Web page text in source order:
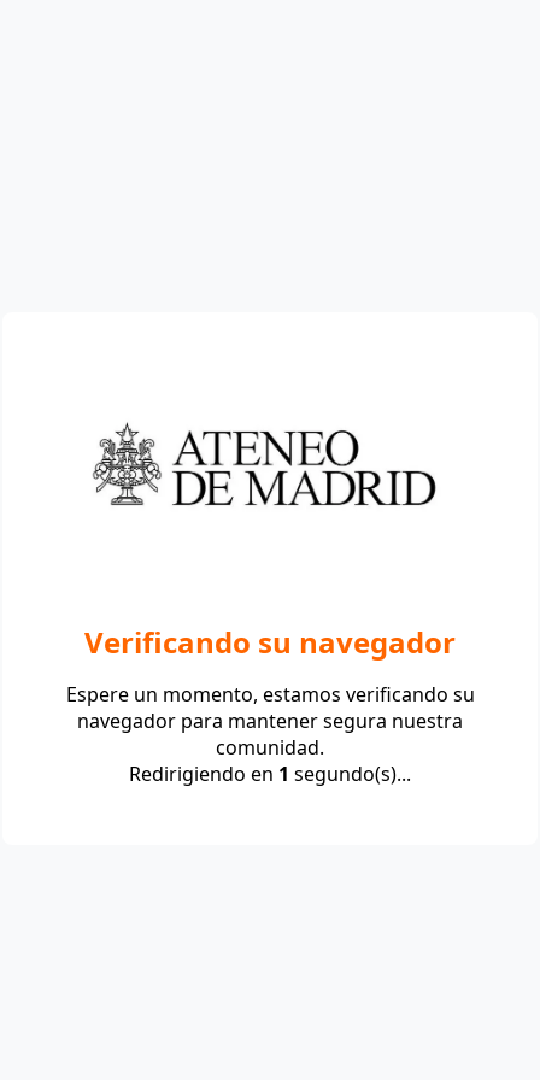
Verificando su navegador
Espere un momento, estamos verificando su
navegador para mantener segura nuestra
comunidad.
Redirigiendo en 1 segundo(s)...